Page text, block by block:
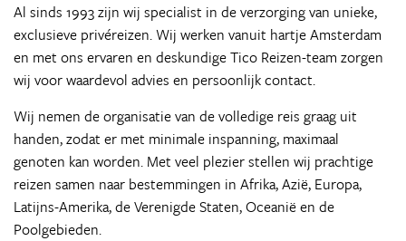
Al sinds 1993 zijn wij specialist in de verzorging van unieke,
exclusieve privéreizen. Wij werken vanuit hartje Amsterdam
en met ons ervaren en deskundige Tico Reizen-team zorgen
wij voor waardevol advies en persoonlijk contact.
Wij nemen de organisatie van de volledige reis graag uit
handen, zodat er met minimale inspanning, maximaal
genoten kan worden. Met veel plezier stellen wij prachtige
reizen samen naar bestemmingen in Afrika, Azië, Europa,
Latijns-Amerika, de Verenigde Staten, Oceanië en de
Poolgebieden.